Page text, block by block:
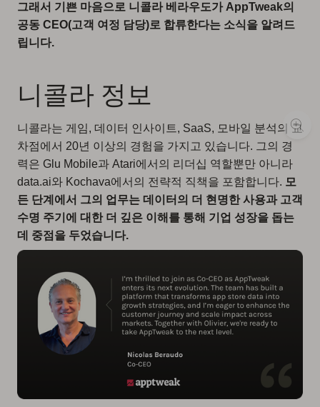
그래서 기쁜 마음으로 니콜라 베라우도가 AppTweak의
공동 CEO(고객 여정 담당)로 합류한다는 소식을 알려드
립니다.
니콜라 정보
니콜라는 게임, 데이터 인사이트, SaaS, 모바일 분석의 교
차점에서 20년 이상의 경험을 가지고 있습니다. 그의 경
력은 Glu Mobile과 Atari에서의 리더십 역할뿐만 아니라
data.ai와 Kochava에서의 전략적 직책을 포함합니다. 모
든 단계에서 그의 업무는 데이터의 더 현명한 사용과 고객
수명 주기에 대한 더 깊은 이해를 통해 기업 성장을 돕는
데 중점을 두었습니다.